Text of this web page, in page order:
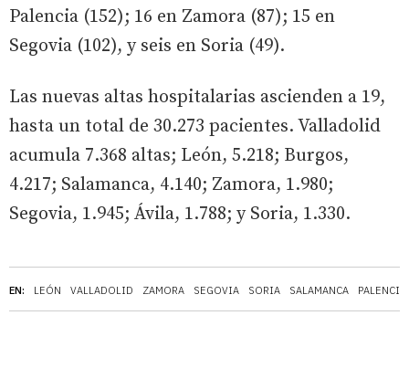
EN: LEÓN VALLADOLID ZAMORA SEGOVIA SORIA SALAMANCA PALENCIA
Palencia (152); 16 en Zamora (87); 15 en
Segovia (102), y seis en Soria (49).
Las nuevas altas hospitalarias ascienden a 19,
hasta un total de 30.273 pacientes. Valladolid
acumula 7.368 altas; León, 5.218; Burgos,
4.217; Salamanca, 4.140; Zamora, 1.980;
Segovia, 1.945; Ávila, 1.788; y Soria, 1.330.